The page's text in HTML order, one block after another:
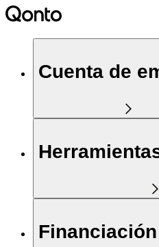
Cuenta de
Financiación